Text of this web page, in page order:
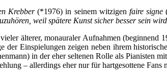
Krebber(*1976) in seinem witzigenfaire signe
weil spätere Kunst sicher besser sein
älterer, monauraler Aufnahmen (beginnend
Einspielungen zeigen neben ihrem
in der eher seltenen Rolle als Pianisten
– allerdings eher nur für hartgesottene Fans